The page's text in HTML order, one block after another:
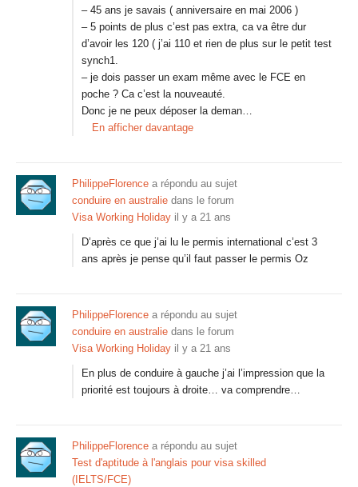
– 45 ans je savais ( anniversaire en mai 2006 )
– 5 points de plus c’est pas extra, ca va être dur
d’avoir les 120 ( j’ai 110 et rien de plus sur le petit test
synch1.
– je dois passer un exam même avec le FCE en
poche ? Ca c’est la nouveauté.
Donc je ne peux déposer la deman…
En afficher davantage
PhilippeFlorence a répondu au sujet
conduire en australie dans le forum
Visa Working Holiday il y a 21 ans
D’après ce que j’ai lu le permis international c’est 3
ans après je pense qu’il faut passer le permis Oz
PhilippeFlorence a répondu au sujet
conduire en australie dans le forum
Visa Working Holiday il y a 21 ans
En plus de conduire à gauche j’ai l’impression que la
priorité est toujours à droite… va comprendre…
PhilippeFlorence a répondu au sujet
Test d'aptitude à l'anglais pour visa skilled
(IELTS/FCE)